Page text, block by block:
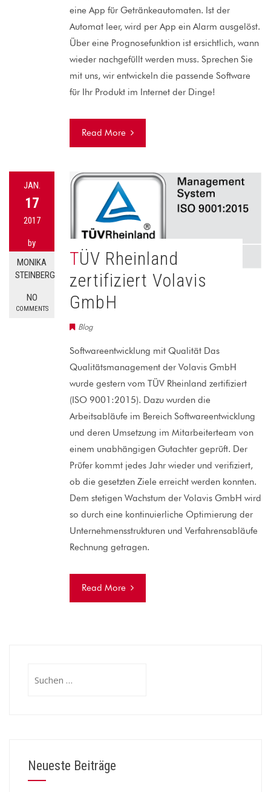
eine App für Getränkeautomaten. Ist der
Automat leer, wird per App ein Alarm ausgelöst.
Über eine Prognosefunktion ist ersichtlich, wann
wieder nachgefüllt werden muss. Sprechen Sie
mit uns, wir entwickeln die passende Software
für Ihr Produkt im Internet der Dinge!
Read More
JAN.
17
2017
by
MONIKA
STEINBERG
NO
COMMENTS
TÜV Rheinland
zertifiziert Volavis
GmbH
Blog
Softwareentwicklung mit Qualität Das
Qualitätsmanagement der Volavis GmbH
wurde gestern vom TÜV Rheinland zertifiziert
(ISO 9001:2015). Dazu wurden die
Arbeitsabläufe im Bereich Softwareentwicklung
und deren Umsetzung im Mitarbeiterteam von
einem unabhängigen Gutachter geprüft. Der
Prüfer kommt jedes Jahr wieder und verifiziert,
ob die gesetzten Ziele erreicht werden konnten.
Dem stetigen Wachstum der Volavis GmbH wird
so durch eine kontinuierliche Optimierung der
Unternehmensstrukturen und Verfahrensabläufe
Rechnung getragen.
Read More
nach:
Neueste Beiträge